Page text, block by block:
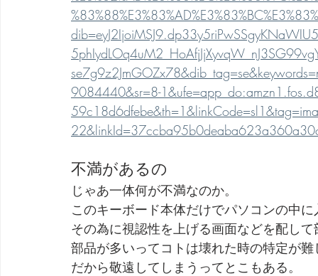
9084440&sr=8-
不満があるの
じゃあ一体何が不満なのか。
このキーボード本体だけでパソコンの中
その為に視認性を上げる画面などを配し
部品が多いってコトは壊れた時の特定が
だから敬遠してしまうってとこもある。